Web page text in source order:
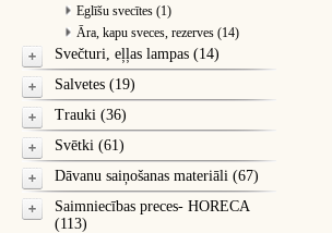
Eglīšu svecītes (1)
Āra, kapu sveces, rezerves (14)
Svečturi, eļļas lampas (14)
Salvetes (19)
Trauki (36)
Svētki (61)
Dāvanu saiņošanas materiāli (67)
Saimniecības preces- HORECA
(113)